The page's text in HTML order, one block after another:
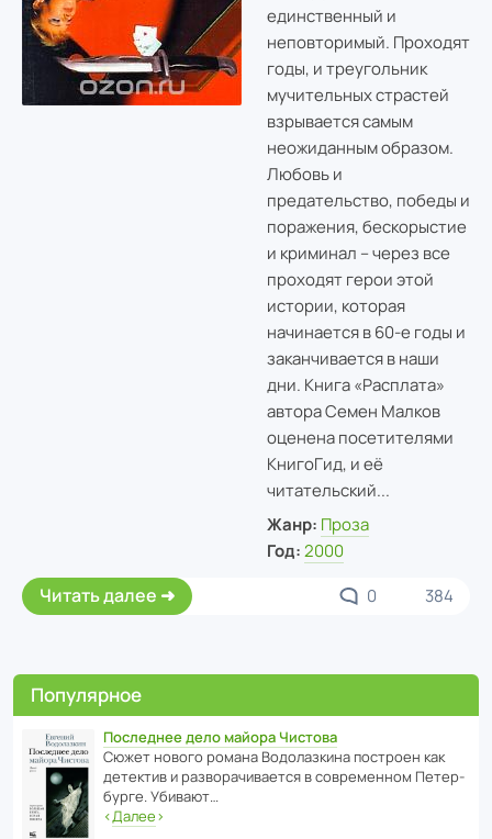
единственный и
неповторимый. Проходят
годы, и треугольник
мучительных страстей
взрывается самым
неожиданным образом.
Любовь и
предательство, победы и
поражения, бескорыстие
и криминал – через все
проходят герои этой
истории, которая
начинается в 60-е годы и
заканчивается в наши
дни. Книга «Расплата»
автора Семен Малков
оценена посетителями
КнигоГид, и её
читательский...
Жанр: Проза
Год: 2000
Читать далее 0 384
Популярное
Последнее дело майора Чистова
Сюжет нового романа Водо­ла­з­кина пост­роен как
дете­ктив и разво­ра­чи­ва­ется в совре­менном Пете­р­
бурге. Убивают…
‹Далее›